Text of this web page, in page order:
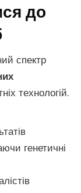
до
спектр
технологій.
генетичні